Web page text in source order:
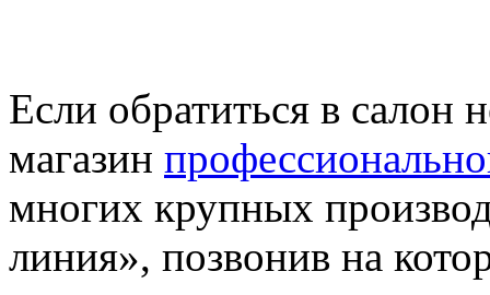
Если обратиться в салон
магазин
многих крупных
линия», позвонив на